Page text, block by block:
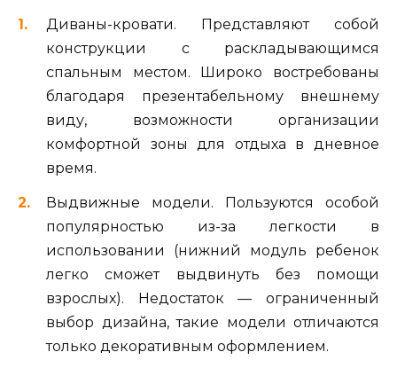
Диваны-кровати. Представляют собой
конструкции с раскладывающимся
спальным местом. Широко востребованы
благодаря презентабельному внешнему
виду, возможности организации
комфортной зоны для отдыха в дневное
время.
Выдвижные модели. Пользуются особой
популярностью из-за легкости в
использовании (нижний модуль ребенок
легко сможет выдвинуть без помощи
взрослых). Недостаток — ограниченный
выбор дизайна, такие модели отличаются
только декоративным оформлением.